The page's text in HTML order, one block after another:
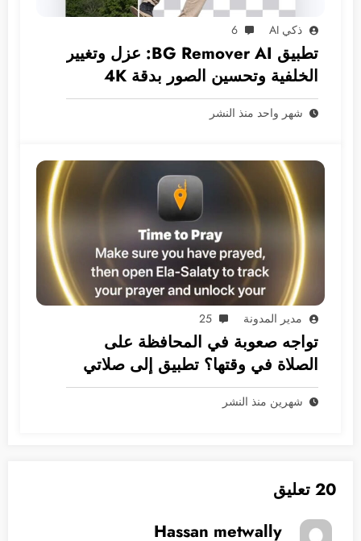
ذكي AI 6
تطبيق BG Remover AI: عزل وتغيير
الخلفية وتحسين الصور بدقة 4K
بخصوصية تامة
شهر واحد منذ النشر
مدير المدونة 25
تواجه صعوبة في المحافظة على
الصلاة في وقتها؟ تطبيق إلى صلاتي
هو الحل
شهرين منذ النشر
20 تعليق
Hassan metwally